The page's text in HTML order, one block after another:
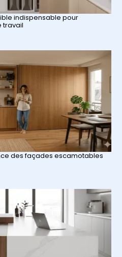
indispensable pour
travail
des façades escamotables